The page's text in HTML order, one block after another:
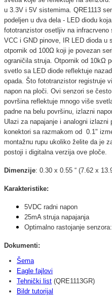
u 3.3V i 5V sistemima. QRE1113
podeljen u dva dela - LED diodu
fototranzistor osetljiv na
VCC i GND pinove, IR LED dioda u
otpornik od 100Ω koji je povezan
ograničila struja. Otpornik od 10kΩ
svetlo sa LED diode reflektuje
opada. Što fototranzistor registruje
napon na ploči. Ovi senzori se
površina reflektuje mnogo više
padne na belu površinu, izlazni
Ulazi za napajanje i analogni
konektori sa razmakom od 0.1"
montažnu rupu ukoliko želite da je
postoji i digitalna verzija ove ploče.
Dimenzije: 0.30 x 0.55 “ (7.62 x
Karakteristike:
5VDC radni napon
25mA struja napajanja
Optimalno rastojanje
Dokumenti:
Šema
Eagle fajlovi
Tehnički list (QRE1113GR)
Bildr tutorijal